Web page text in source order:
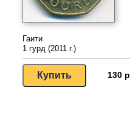
Гаити
1 гурд (2011 г.)
130